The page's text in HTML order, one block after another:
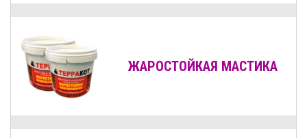
ЖАРОСТОЙКАЯ МАСТИКА